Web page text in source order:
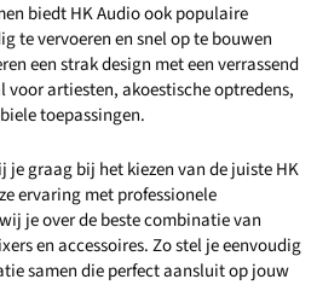
biedt HK Audio ook populaire
te vervoeren en snel op te bouwen
een strak design met een verrassend
artiesten, akoestische optredens,
toepassingen.
je graag bij het kiezen van de juiste HK
ervaring met professionele
je over de beste combinatie van
en accessoires. Zo stel je eenvoudig
samen die perfect aansluit op jouw